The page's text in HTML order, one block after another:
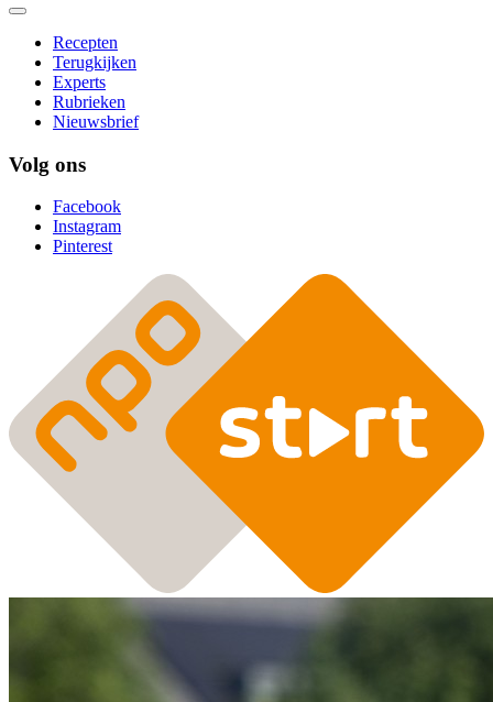
Recepten
Terugkijken
Experts
Rubrieken
Nieuwsbrief
Volg ons
Facebook
Instagram
Pinterest